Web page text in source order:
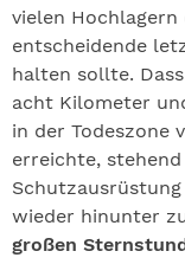
vielen
entscheidende
halten sollte.
acht Kilometer
in der Todeszone
erreichte,
wieder hinunter
großen